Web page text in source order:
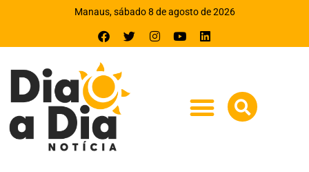
Manaus, sábado 8 de agosto de 2026